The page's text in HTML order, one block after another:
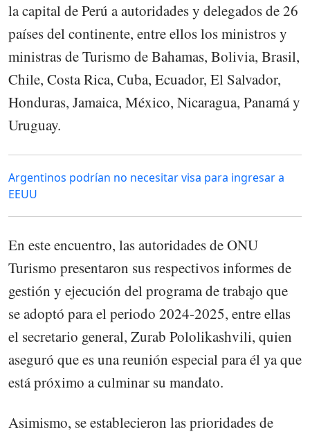
la capital de Perú a autoridades y delegados de 26
países del continente, entre ellos los ministros y
ministras de Turismo de Bahamas, Bolivia, Brasil,
Chile, Costa Rica, Cuba, Ecuador, El Salvador,
Honduras, Jamaica, México, Nicaragua, Panamá y
Uruguay.
Argentinos podrían no necesitar visa para ingresar a
EEUU
En este encuentro, las autoridades de ONU
Turismo presentaron sus respectivos informes de
gestión y ejecución del programa de trabajo que
se adoptó para el periodo 2024-2025, entre ellas
el secretario general, Zurab Pololikashvili, quien
aseguró que es una reunión especial para él ya que
está próximo a culminar su mandato.
Asimismo, se establecieron las prioridades de